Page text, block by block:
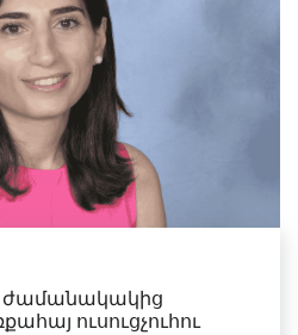
ժամանակակից
ուսուցչուհու